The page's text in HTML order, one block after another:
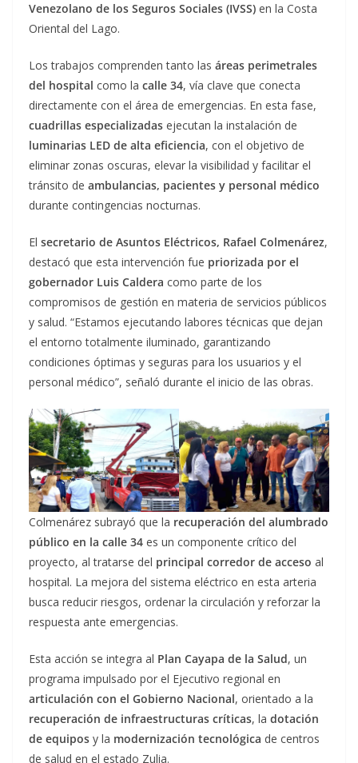
Venezolano de los Seguros Sociales (IVSS) en la Costa
Oriental del Lago.
Los trabajos comprenden tanto las áreas perimetrales
del hospital como la calle 34, vía clave que conecta
directamente con el área de emergencias. En esta fase,
cuadrillas especializadas ejecutan la instalación de
luminarias LED de alta eficiencia, con el objetivo de
eliminar zonas oscuras, elevar la visibilidad y facilitar el
tránsito de ambulancias, pacientes y personal médico
durante contingencias nocturnas.
El secretario de Asuntos Eléctricos, Rafael Colmenárez,
destacó que esta intervención fue priorizada por el
gobernador Luis Caldera como parte de los
compromisos de gestión en materia de servicios públicos
y salud. “Estamos ejecutando labores técnicas que dejan
el entorno totalmente iluminado, garantizando
condiciones óptimas y seguras para los usuarios y el
personal médico”, señaló durante el inicio de las obras.
Colmenárez subrayó que la recuperación del alumbrado
público en la calle 34 es un componente crítico del
proyecto, al tratarse del principal corredor de acceso al
hospital. La mejora del sistema eléctrico en esta arteria
busca reducir riesgos, ordenar la circulación y reforzar la
respuesta ante emergencias.
Esta acción se integra al Plan Cayapa de la Salud, un
programa impulsado por el Ejecutivo regional en
articulación con el Gobierno Nacional, orientado a la
recuperación de infraestructuras críticas, la dotación
de equipos y la modernización tecnológica de centros
de salud en el estado Zulia.